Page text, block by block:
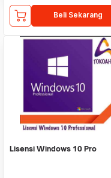
Beli Sekarang
Lisensi Windows 10 Pro